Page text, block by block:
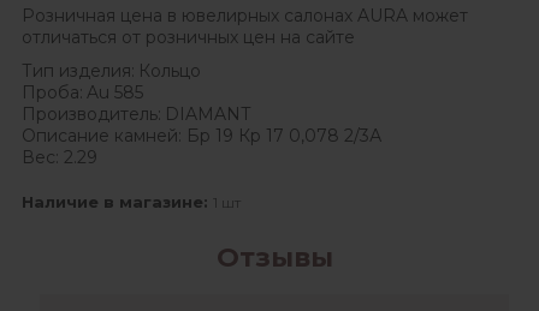
Розничная цена в ювелирных салонах AURA может
отличаться от розничных цен на сайте
Тип изделия: Кольцо
Проба: Au 585
Производитель: DIAMANT
Описание камней: Бр 19 Кр 17 0,078 2/3А
Вес: 2.29
Наличие в магазине: 1 шт
Отзывы